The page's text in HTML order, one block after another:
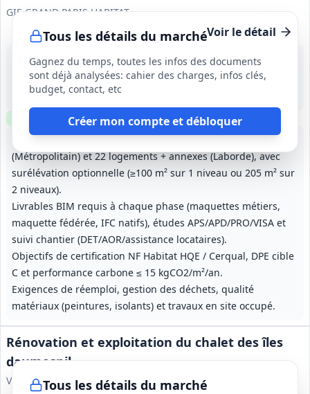
Tous les détails du marché
Gagnez du temps, toutes les infos des documents
sont déjà analysées: cahier des charges, infos clés,
budget, contact, etc
Créer mon compte et débloquer
GIE GRAND PARIS HABITAT
Voir le détail
Conception-réalisation pour réhabilitation de 40 logements
(Métropolitain) et 22 logements + annexes (Laborde), avec
surélévation optionnelle (≥100 m² sur 1 niveau ou 205 m² sur
2 niveaux).
Livrables BIM requis à chaque phase (maquettes métiers,
maquette fédérée, IFC natifs), études APS/APD/PRO/VISA et
suivi chantier (DET/AOR/assistance locataires).
Objectifs de certification NF Habitat HQE / Cerqual, DPE cible
C et performance carbone ≤ 15 kgCO2/m²/an.
Exigences de réemploi, gestion des déchets, qualité
matériaux (peintures, isolants) et travaux en site occupé.
30 sept. 2026
Paris (75)
4 205 000 €
Clause environnementale Clause sociale Visite
Tous les détails du marché
Rénovation et exploitation du chalet des îles
daumesnil
Ville de Paris